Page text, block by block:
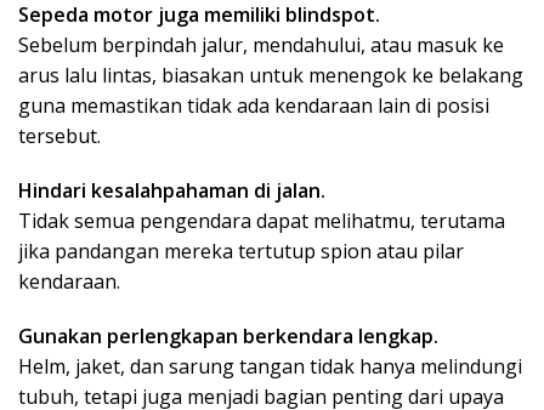
Sepeda motor juga memiliki blindspot.
Sebelum berpindah jalur, mendahului, atau masuk ke
arus lalu lintas, biasakan untuk menengok ke belakang
guna memastikan tidak ada kendaraan lain di posisi
tersebut.
Hindari kesalahpahaman di jalan.
Tidak semua pengendara dapat melihatmu, terutama
jika pandangan mereka tertutup spion atau pilar
kendaraan.
Gunakan perlengkapan berkendara lengkap.
Helm, jaket, dan sarung tangan tidak hanya melindungi
tubuh, tetapi juga menjadi bagian penting dari upaya